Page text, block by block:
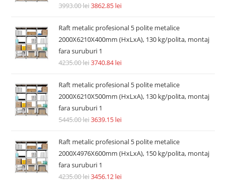
3993.00lei3862.85 lei
Raft metalic profesional 5 polite metalice
2000X6210X400mm (HxLxA), 130 kg/polita, montaj
fara suruburi 1
4235.00lei3740.84lei
Raft metalic profesional 5 polite metalice
2000X6210X500mm (HxLxA), 130 kg/polita, montaj
fara suruburi 1
5445.00lei3639.15 lei
Raft metalic profesional 5 polite metalice
2000X4976X600mm (HxLxA), 150 kg/polita, montaj
fara suruburi 1
4235.00lei3456.12 lei